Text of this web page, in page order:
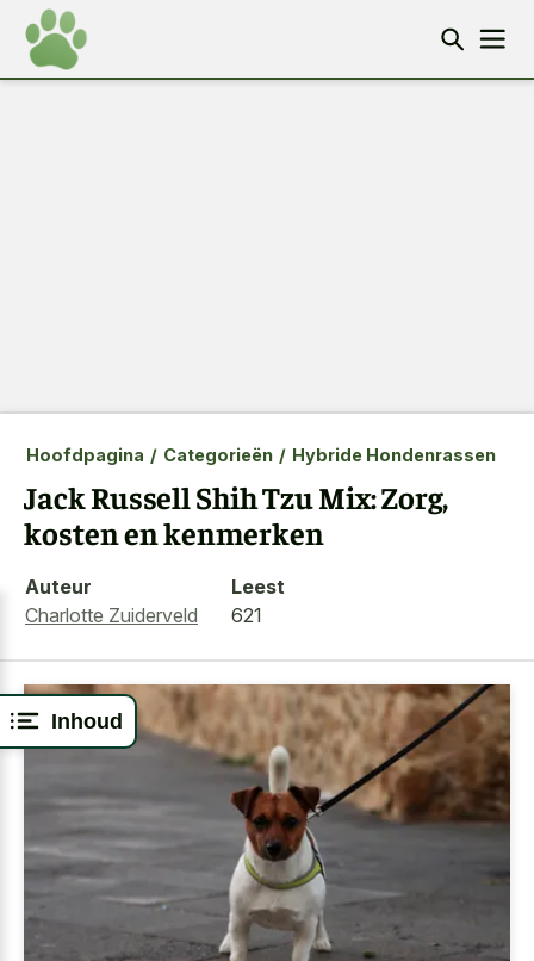
Inhoud
Hoofdpagina / Categorieën / Hybride Hondenrassen
Jack Russell Shih Tzu Mix: Zorg,
kosten en kenmerken
Auteur
Charlotte Zuiderveld
Leest
621